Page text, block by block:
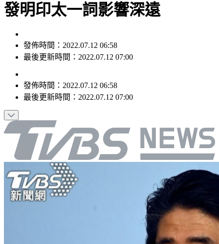
發明印太一詞影響深遠
發佈時間：2022.07.12 06:58
最後更新時間：2022.07.12 07:00
發佈時間： 2022.07.12 06:58
最後更新時間： 2022.07.12 07:00